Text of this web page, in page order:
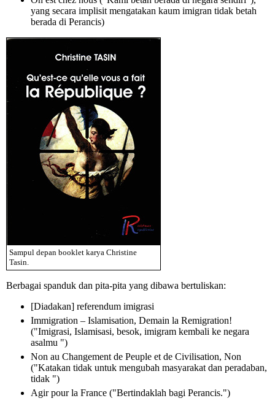
yang secara implisit mengatakan kaum imigran tidak betah
berada di Perancis)
Sampul depan booklet karya Christine
Tasin.
Berbagai spanduk dan pita-pita yang dibawa bertuliskan:
[Diadakan] referendum imigrasi
Immigration – Islamisation, Demain la Remigration!
("Imigrasi, Islamisasi, besok, imigram kembali ke negara
asalmu ")
Non au Changement de Peuple et de Civilisation, Non
("Katakan tidak untuk mengubah masyarakat dan peradaban,
tidak ")
Agir pour la France ("Bertindaklah bagi Perancis.")